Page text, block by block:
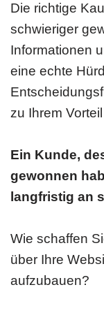
Die richtige
schwieriger
Informationen
eine echte
zu Ihrem
Ein Kunde,
gewonnen
langfristig an
Wie schaffen
über Ihre
aufzubauen?